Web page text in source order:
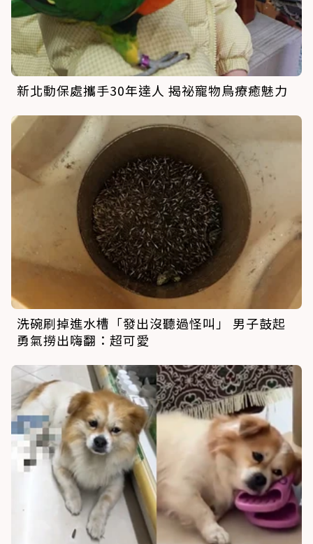
新北動保處攜手30年達人 揭祕寵物鳥療癒魅力
洗碗刷掉進水槽「發出沒聽過怪叫」 男子鼓起
勇氣撈出嗨翻：超可愛